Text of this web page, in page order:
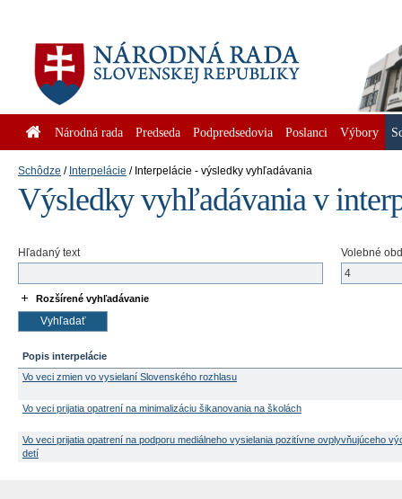
Národná rada Predseda Podpredsedovia Poslanci Výbory
Schôdze Interpelácie Interpelácie - výsledky vyhľadávania
Výsledky vyhľadávania v
Hľadaný text Volebné
Rozšírené vyhľadávanie
Popis interpelácie
Vo veci zmien vo vysielaní Slovenského rozhlasu
Vo veci prijatia opatrení na minimalizáciu šikanovania na školách
Vo veci prijatia opatrení na podporu mediálneho vysielania pozitívne ovplyvňujúceho
detí